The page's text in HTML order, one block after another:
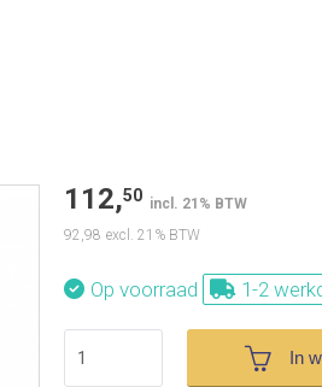
112,50 incl. 21% BTW
92,98 excl. 21% BTW
Op voorraad 1-2
In